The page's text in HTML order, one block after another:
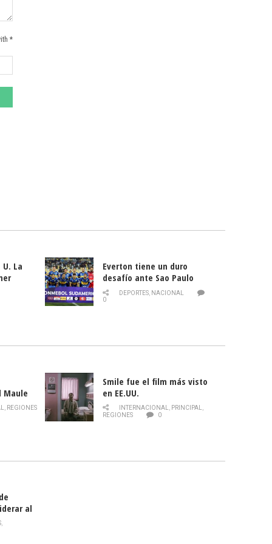
*
La
Everton tiene un duro
desafío ante Sao Paulo
DEPORTES, NACIONAL
0
Maule
de la
, REGIONES
Smile fue el film más visto
en EE.UU.
INTERNACIONAL, PRINCIPAL,
REGIONES
0
al
,